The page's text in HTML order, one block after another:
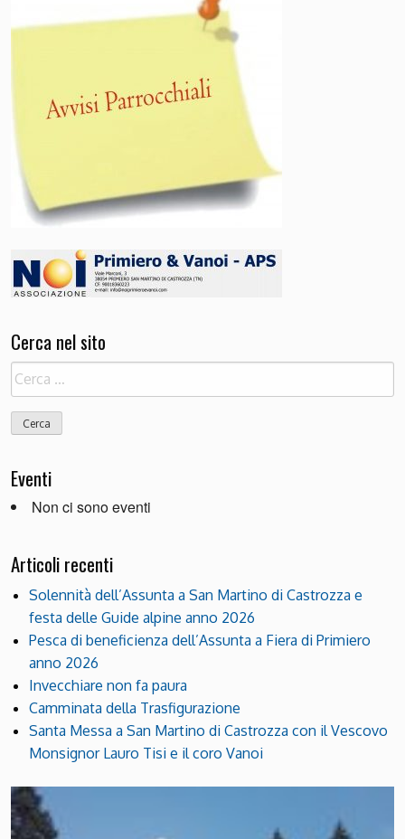
Cerca nel sito
Ricerca
per:
Eventi
Non ci sono eventi
Articoli recenti
Solennità dell’Assunta a San Martino di Castrozza e
festa delle Guide alpine anno 2026
Pesca di beneficienza dell’Assunta a Fiera di Primiero
anno 2026
Invecchiare non fa paura
Camminata della Trasfigurazione
Santa Messa a San Martino di Castrozza con il Vescovo
Monsignor Lauro Tisi e il coro Vanoi